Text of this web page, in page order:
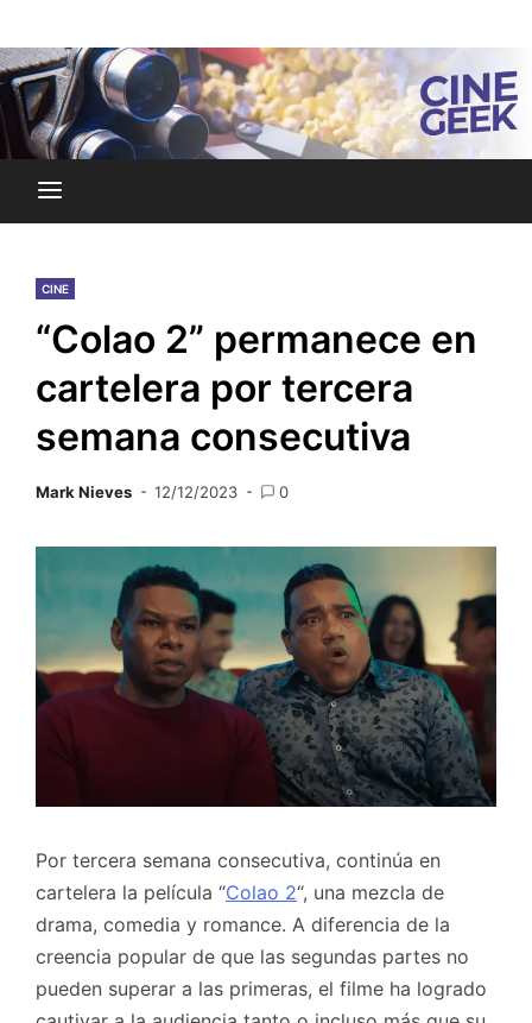
to
contentCine Geek
CINE
“Colao 2” permanece en
cartelera por tercera
semana consecutiva
Mark Nieves 12/12/2023 0
Por tercera semana consecutiva, continúa en
cartelera la película “Colao 2“, una mezcla de
drama, comedia y romance. A diferencia de la
creencia popular de que las segundas partes no
pueden superar a las primeras, el filme ha logrado